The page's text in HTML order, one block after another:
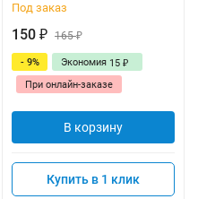
Под заказ
150 ₽ 165₽
- 9% Экономия 15 ₽
При онлайн-заказе
В корзину
Купить в 1 клик